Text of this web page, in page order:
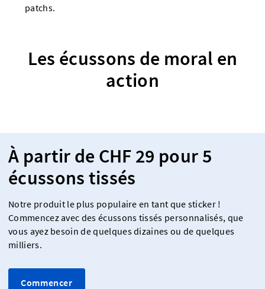
patchs.
Les écussons de moral en
action
À partir de CHF 29 pour 5
écussons tissés
Notre produit le plus populaire en tant que sticker !
Commencez avec des écussons tissés personnalisés, que
vous ayez besoin de quelques dizaines ou de quelques
milliers.
Commencer